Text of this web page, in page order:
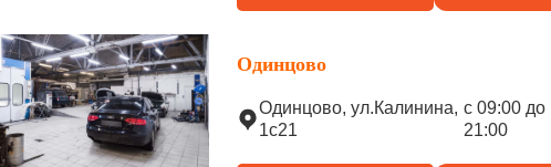
Одинцово
Одинцово, ул.Калинина,
1с21
с 09:00 до
21:00